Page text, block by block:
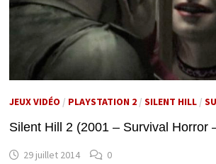
JEUX VIDÉO / PLAYSTATION 2/ SILENT HILL/
Silent Hill 2 (2001 – Survival Horror
29 juillet 2014 0